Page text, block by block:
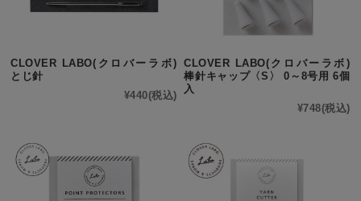
CLOVER LABO(クロバーラボ)
とじ針
¥440(税込)
CLOVER LABO(クロバーラボ)
棒針キャップ〈S〉 0～8号用 6個
入
¥748(税込)